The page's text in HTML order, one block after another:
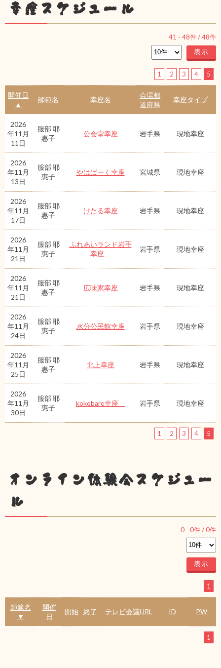
幸座スケジュール
41 - 48件 /48件
1 2 3 4 5
開催日
▲
師範名 幸座名
会場都
道府県
幸座タイプ
2026
年11月
11日
服部 耶
惠子
公会堂幸座 岩手県 現地幸座
2026
年11月
13日
服部 耶
惠子
やはぱーく幸座 宮城県 現地幸座
2026
年11月
17日
服部 耶
惠子
けたる幸座 岩手県 現地幸座
2026
年11月
21日
服部 耶
惠子
ふれあいランド岩手
幸座
岩手県 現地幸座
2026
年11月
21日
服部 耶
惠子
広味家幸座 岩手県 現地幸座
2026
年11月
24日
服部 耶
惠子
水分公民館幸座 岩手県 現地幸座
2026
年11月
25日
服部 耶
惠子
北上幸座 岩手県 現地幸座
2026
年11月
30日
服部 耶
惠子
kokobare幸座 岩手県 現地幸座
1 2 3 4 5
オンライン体験会スケジュー
ル
0 - 0件 /0件
1
師範名
▼
開催
日
開始 終了 テレビ会議URL ID PW
1